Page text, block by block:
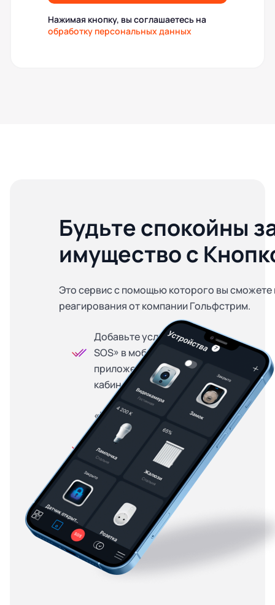
Нажимая кнопку, вы соглашаетесь на
обработку персональных данных
Будьте спокойны
имущество с
Это сервис с помощью которого вы сможете
реагирования от компании Гольфстрим.
Добавьте услугу «Кнопка
SOS» в мобильном
приложении или личном
кабинете
«Кнопка SOS» доступна
на особых условиях для
абонентов, купивших
оборудование в
рассрочку — от 299